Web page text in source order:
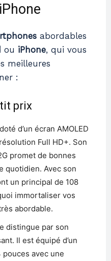
abordables
ou iPhone, qui vous
meilleures
:
prix
doté d’un écran AMOLED
Full HD+. Son
promet de bonnes
quotidien. Avec son
un principal de 108
immortaliser vos
abordable.
distingue par son
Il est équipé d’un
pouces avec une